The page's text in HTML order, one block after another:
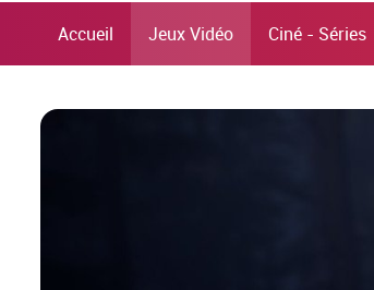
Accueil Jeux Vidéo Ciné - Séries